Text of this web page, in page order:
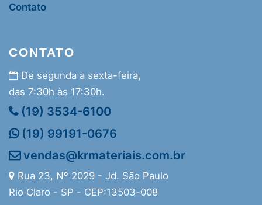
Contato
CONTATO
De segunda a sexta-feira,
das 7:30h às 17:30h.
(19) 3534-6100
(19) 99191-0676
vendas@krmateriais.com.br
Rua 23, Nº 2029 - Jd. São Paulo
Rio Claro - SP - CEP:13503-008